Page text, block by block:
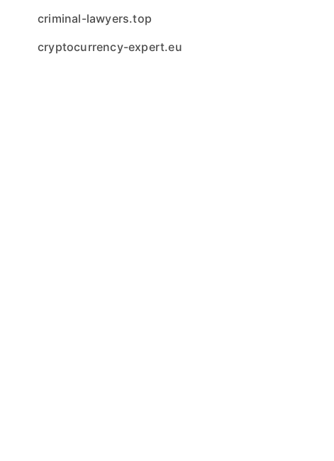
criminal-lawyers.top
cryptocurrency-expert.eu